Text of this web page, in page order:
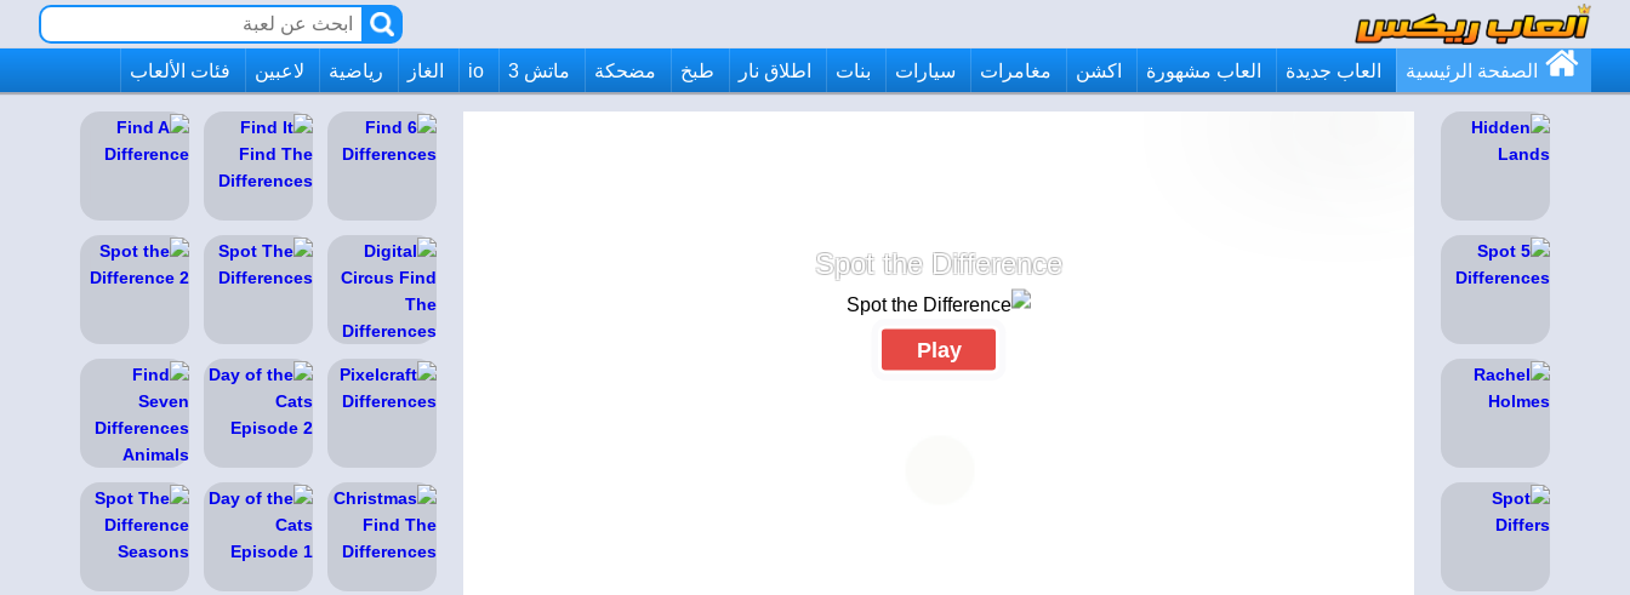
الصفحة الرئيسية العاب جديدة العاب مشهورة اكشن مغامرات سيارات بنات اطلاق نار طبخ مضحكة ماتش 3 io الغاز رياضية لاعبين فئات الألعاب
Spot the Difference
Play